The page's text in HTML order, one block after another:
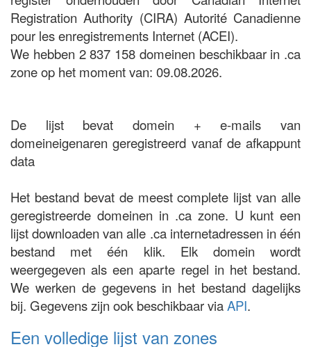
Registration Authority (CIRA) Autorité Canadienne
pour les enregistrements Internet (ACEI).
We hebben 2 837 158 domeinen beschikbaar in .ca
zone op het moment van: 09.08.2026.
De lijst bevat domein + e-mails van
domeineigenaren geregistreerd vanaf de afkappunt
data
Het bestand bevat de meest complete lijst van alle
geregistreerde domeinen in .ca zone. U kunt een
lijst downloaden van alle .ca internetadressen in één
bestand met één klik. Elk domein wordt
weergegeven als een aparte regel in het bestand.
We werken de gegevens in het bestand dagelijks
bij. Gegevens zijn ook beschikbaar viaAPI.
Een volledige lijst van zones